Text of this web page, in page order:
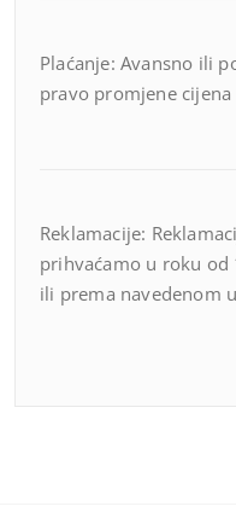
Plaćanje: Avansno ili
pravo promjene
Reklamacije:
prihvaćamo u roku od
ili prema navedenom